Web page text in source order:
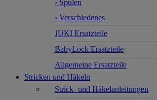
› Spulen
› Verschiedenes
JUKI Ersatzteile
BabyLock Ersatzteile
Allgemeine Ersatzteile
Stricken und Häkeln
Strick- und Häkelanleitungen